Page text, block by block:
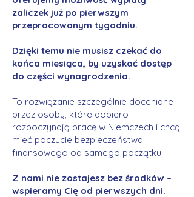
zaliczek już po pierwszym
przepracowanym tygodniu.
Dzięki temu nie musisz czekać do
końca miesiąca, by uzyskać dostęp
do części wynagrodzenia.
To rozwiązanie szczególnie doceniane
przez osoby, które dopiero
rozpoczynają pracę w Niemczech i chcą
mieć poczucie bezpieczeństwa
finansowego od samego początku.
Z nami nie zostajesz bez środków –
wspieramy Cię od pierwszych dni.